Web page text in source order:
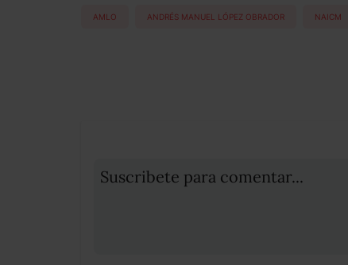
AMLO ANDRÉS MANUEL LÓPEZ OBRADOR NAICM
Suscribete para comentar...